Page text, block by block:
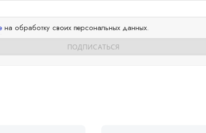
на обработку своих персональных данных.